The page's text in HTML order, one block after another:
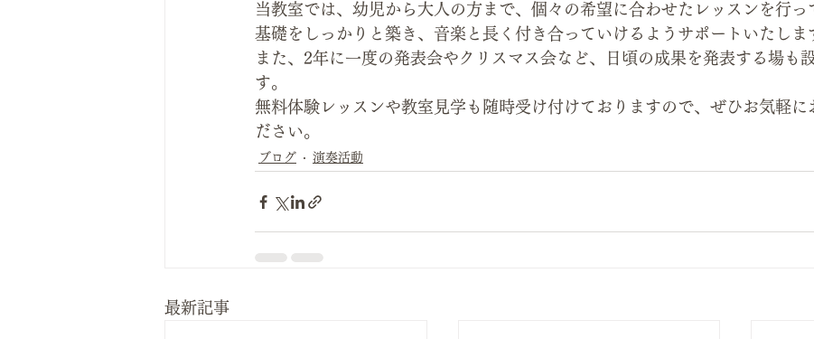
当教室では、幼児から大人の方まで、個々の希望に合わせたレッスンを行っ
基礎をしっかりと築き、音楽と長く付き合っていけるようサポートいたしま
また、2年に一度の発表会やクリスマス会など、日頃の成果を発表する場も
す。
無料体験レッスンや教室見学も随時受け付けておりますので、ぜひお気軽に
ださい。
ブログ 演奏活動
最新記事